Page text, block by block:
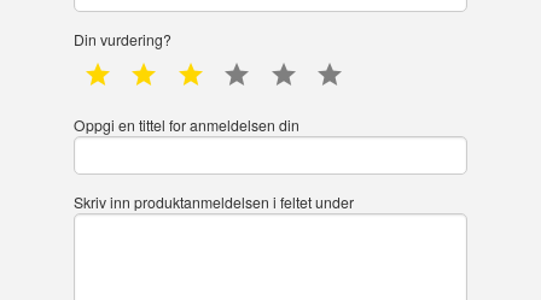
Din vurdering?
1 star 2 star 3 star 4 star 5 star
Oppgi en tittel for anmeldelsen din
Skriv inn produktanmeldelsen i feltet under